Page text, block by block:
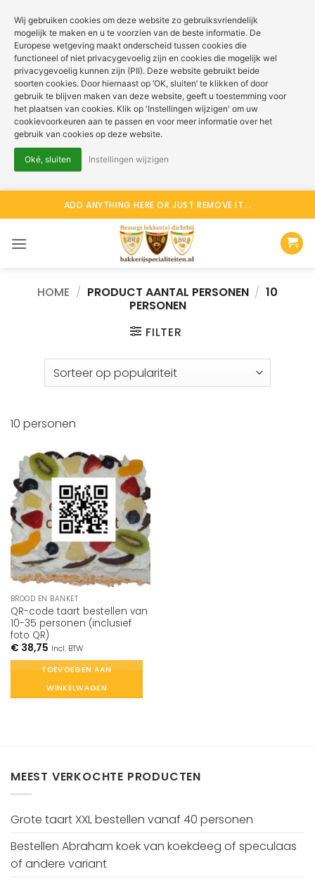
naar
ADD ANYTHING HERE OR JUST REMOVE IT...
HOME / PRODUCT AANTAL PERSONEN / 10
PERSONEN
FILTER
10 personen
BROOD EN BANKET
QR-code taart bestellen van
10-35 personen (inclusief
foto QR)
€38,75 Incl. BTW
TOEVOEGEN AAN
WINKELWAGEN
MEEST VERKOCHTE PRODUCTEN
Grote taart XXL bestellen vanaf 40 personen
Bestellen Abraham koek van koekdeeg of speculaas
of andere variant
Wij gebruiken cookies om deze website zo gebruiksvriendelijk
mogelijk te maken en u te voorzien van de beste informatie. De
Europese wetgeving maakt onderscheid tussen cookies die
functioneel of niet privacygevoelig zijn en cookies die mogelijk wel
privacygevoelig kunnen zijn (PII). Deze website gebruikt beide
soorten cookies. Door hiernaast op ‘OK, sluiten’ te klikken of door
gebruik te blijven maken van deze website, geeft u toestemming voor
het plaatsen van cookies. Klik op 'Instellingen wijzigen' om uw
cookievoorkeuren aan te passen en voor meer informatie over het
gebruik van cookies op deze website.
Oké, sluiten Instellingen wijzigen